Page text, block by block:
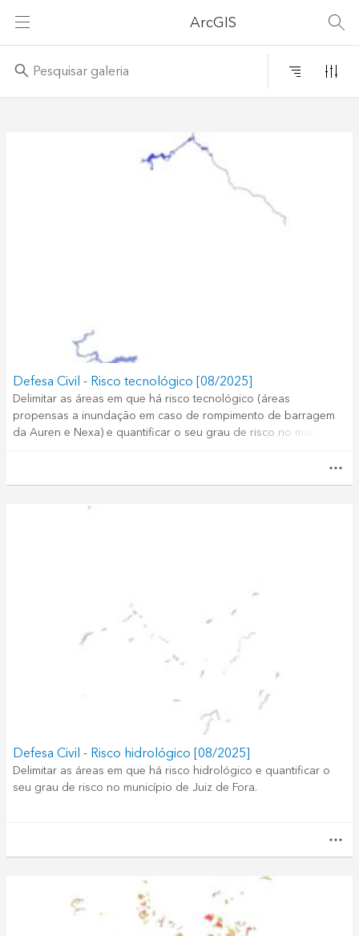
ArcGIS
Relevância
Defesa Civil - Risco tecnológico [08/2025]
Delimitar as áreas em que há risco tecnológico (áreas
propensas a inundação em caso de rompimento de barragem
da Auren e Nexa) e quantificar o seu grau de risco no município
Defesa Civil - Risco hidrológico [08/2025]
Delimitar as áreas em que há risco hidrológico e quantificar o
seu grau de risco no município de Juiz de Fora.